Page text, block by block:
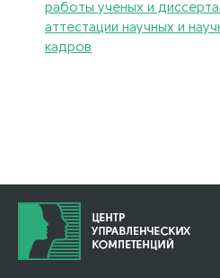
работы ученых и
аттестации научных и
кадров